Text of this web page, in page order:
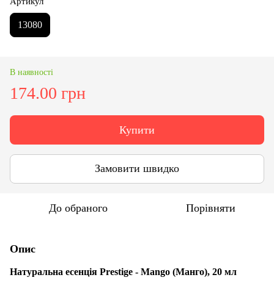
13080
В наявності
174.00 грн
Купити
Замовити швидко
До обраного Порівняти
Опис
Натуральна есенція Prestige - Mango (Манго), 20 мл